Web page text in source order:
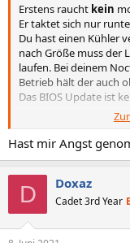
Erstens raucht kein
Er taktet sich nur
Du hast einen Kühler
nach Größe muss der
laufen. Bei deinem
Betrieb hält der auch
Das BIOS Update ist
Also denk nicht
auch sparen.
Hast mir Angst
D Doxaz
Cadet 3rd Year